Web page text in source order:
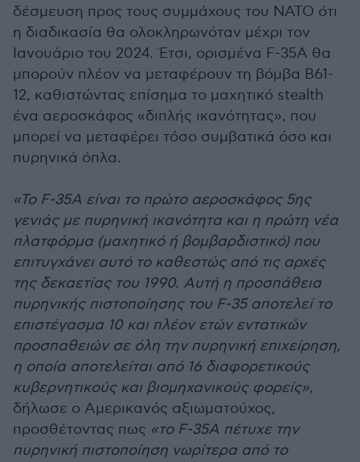
δέσμευση προς τους συμμάχους του ΝΑΤΟ ότι
η διαδικασία θα ολοκληρωνόταν μέχρι τον
Ιανουάριο του 2024. Έτσι, ορισμένα F-35A θα
μπορούν πλέον να μεταφέρουν τη βόμβα B61-
12, καθιστώντας επίσημα το μαχητικό stealth
ένα αεροσκάφος «διπλής ικανότητας», που
μπορεί να μεταφέρει τόσο συμβατικά όσο και
πυρηνικά όπλα.
«Το F-35A είναι το πρώτο αεροσκάφος 5ης
γενιάς με πυρηνική ικανότητα και η πρώτη νέα
πλατφόρμα (μαχητικό ή βομβαρδιστικό) που
επιτυγχάνει αυτό το καθεστώς από τις αρχές
της δεκαετίας του 1990. Αυτή η προσπάθεια
πυρηνικής πιστοποίησης του F-35 αποτελεί το
επιστέγασμα 10 και πλέον ετών εντατικών
προσπαθειών σε όλη την πυρηνική επιχείρηση,
η οποία αποτελείται από 16 διαφορετικούς
κυβερνητικούς και βιομηχανικούς φορείς»,
δήλωσε ο Αμερικανός αξιωματούχος,
προσθέτοντας πως «το F-35A πέτυχε την
πυρηνική πιστοποίηση νωρίτερα από το